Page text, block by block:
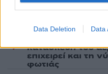
Data Deletion Data
184 Έφυγαν οι
«Ελπίδα για τη
κατασκευή του
επιχειρεί και τη
φωτιάς